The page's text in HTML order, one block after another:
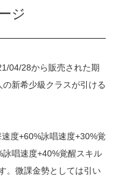
ジ
04/28から販売された期
新希少級クラスが引ける
度+60%詠唱速度+30%覚
唱速度+40%覚醒スキル
。微課金勢としては引い